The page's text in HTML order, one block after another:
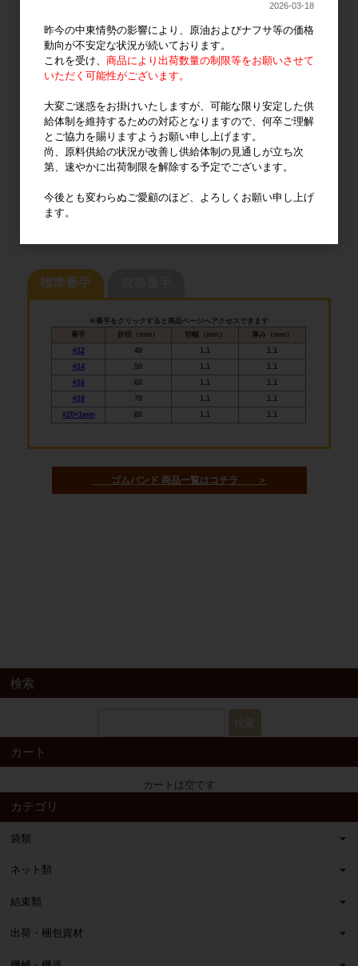
一般的に輪ゴムのサイズは『＃16』など、 番手と呼ばれる数字で表さ
れます。
ハートインゴムバンドは、 #8~#470番手までの豊富なサイズ展開！
標準番手
※番手をクリックすると商品ページへアクセスできます
番手
折径（mm） 切幅（mm）
厚み（mm）
#12
40 1.1
1.1
#14
50 1.1
1.1
#16
60 1.1
1.1
#18
70 1.1
1.1
#20×1mm
80 1.1 1.1
ゴムバンド 商品一覧はコチラ ＞
検索
カート
カートは空です
カテゴリ
袋類
ネット類
結束類
出荷・梱包資材
2026-03-18
昨今の中東情勢の影響により、原油およびナフサ等の価格
動向が不安定な状況が続いております。
これを受け、 商品により出荷数量の制限等をお願いさせて
いただく可能性がございます。
大変ご迷惑をお掛けいたしますが、可能な限り安定した供
給体制を維持するための対応となりますので、何卒ご理解
とご協力を賜りますようお願い申し上げます。
尚、原料供給の状況が改善し供給体制の見通しが立ち次
第、速やかに出荷制限を解除する予定でございます。
今後とも変わらぬご愛顧のほど、よろしくお願い申し上げ
ます。